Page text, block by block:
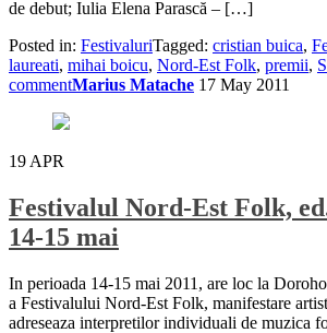
de debut; Iulia Elena Parască – […]
Posted in: FestivaluriTagged: cristian buica,
laureati, mihai boicu, Nord-Est Folk, premii,
commentMarius Matache 17 May 2011
19 APR
Festivalul Nord-Est Folk,
14-15 mai
In perioada 14-15 mai 2011, are loc la
a Festivalului Nord-Est Folk, manifestare
adreseaza interpretilor individuali de muzica